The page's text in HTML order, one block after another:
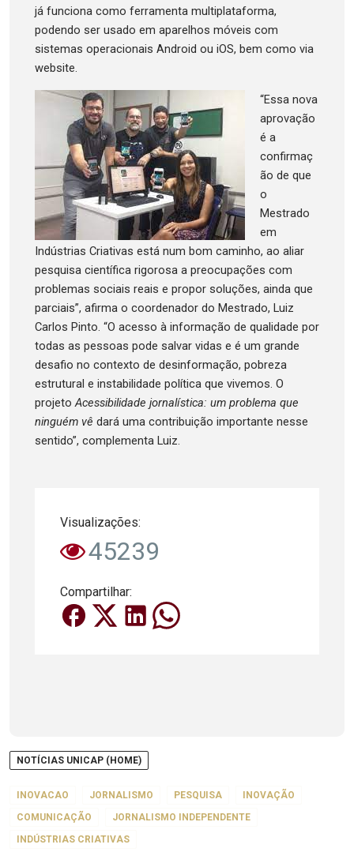
já funciona como ferramenta multiplataforma,
podendo ser usado em aparelhos móveis com
sistemas operacionais Android ou iOS, bem como via
website.
“Essa nova
aprovação
é a
confirmaç
ão de que
o
Mestrado
em
Indústrias Criativas está num bom caminho, ao aliar
pesquisa científica rigorosa a preocupações com
problemas sociais reais e propor soluções, ainda que
parciais”, afirma o coordenador do Mestrado, Luiz
Carlos Pinto. “O acesso à informação de qualidade por
todas as pessoas pode salvar vidas e é um grande
desafio no contexto de desinformação, pobreza
estrutural e instabilidade política que vivemos. O
projetoAcessibilidade jornalística: um problema que
ninguém vê dará uma contribuição importante nesse
sentido”, complementa Luiz.
Visualizações:
45239
Compartilhar:
NOTÍCIAS UNICAP (HOME)
INOVACAO JORNALISMO PESQUISA
INOVAÇÃO
COMUNICAÇÃO
JORNALISMO INDEPENDENTE
INDÚSTRIAS CRIATIVAS